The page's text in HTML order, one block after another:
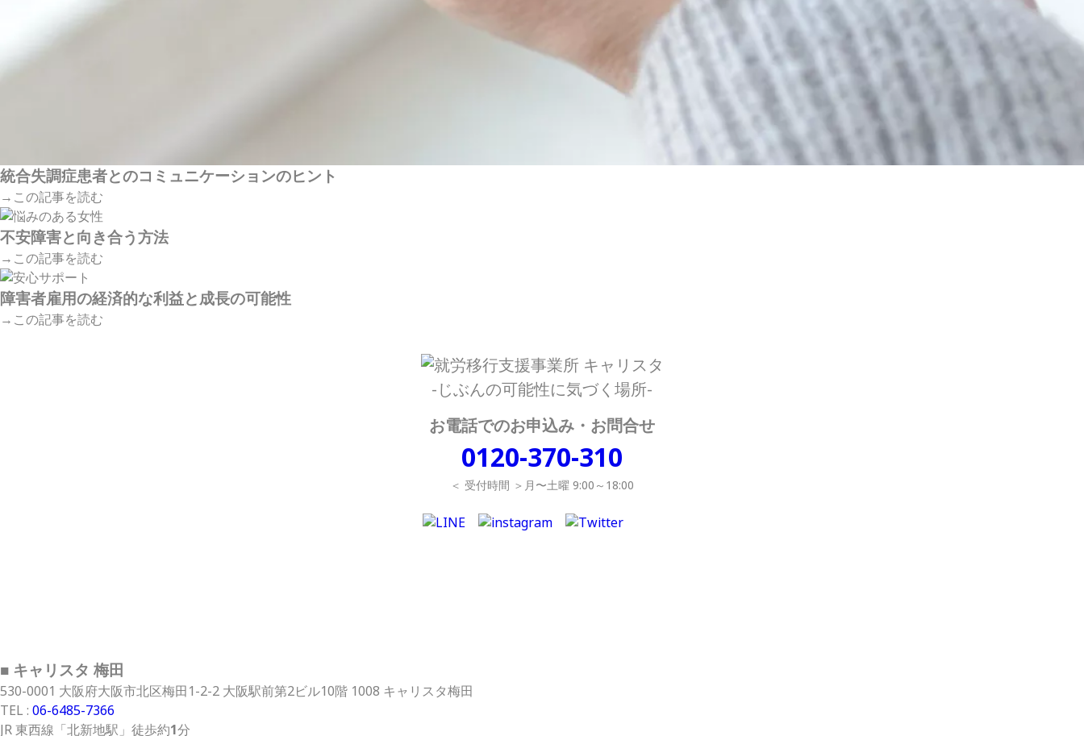
統合失調症患者とのコミュニケーションのヒント
→この記事を読む
不安障害と向き合う方法
→この記事を読む
障害者雇用の経済的な利益と成長の可能性
→この記事を読む
-じぶんの可能性に気づく場所-
お電話でのお申込み・お問合せ
0120-370-310
＜ 受付時間 ＞月〜土曜 9:00～18:00
■ キャリスタ 梅田
530-0001 大阪府大阪市北区梅田1-2-2 大阪駅前第2ビル10階 1008 キャリスタ梅田
TEL : 06-6485-7366
JR 東西線 「北新地駅」 徒歩約1分